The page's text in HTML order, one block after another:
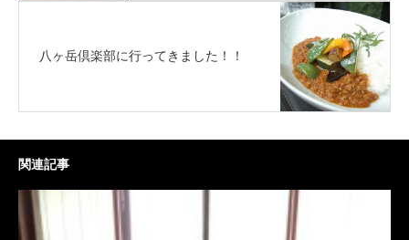
八ヶ岳倶楽部に行ってきました！！
関連記事